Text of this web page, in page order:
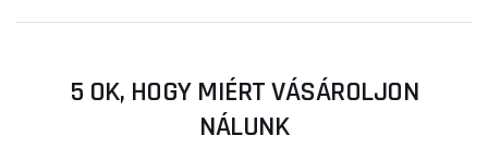
5 OK, HOGY MIÉRT VÁSÁROLJON
NÁLUNK